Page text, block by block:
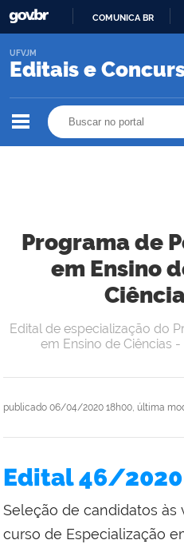
O
COMUNICA BR
Editais e
UFVJM
Programa de
em Ensino
publicado 06/04/2020 18h00, última
Edital de especialização do
em Ensino de Ciências
Edital 46/2020
Seleção de candidatos às
curso de Especialização